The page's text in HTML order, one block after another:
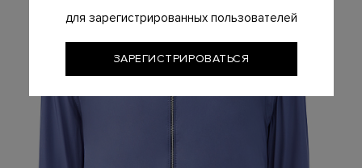
для зарегистрированных пользователей
ЗАРЕГИСТРИРОВАТЬСЯ